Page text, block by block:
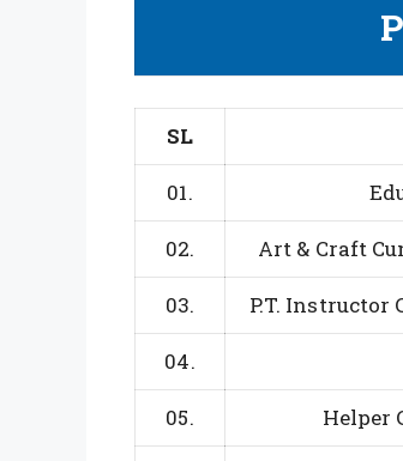
SL
01.
02. Art & Craft
03. P.T. Instructor
04.
05. Helper